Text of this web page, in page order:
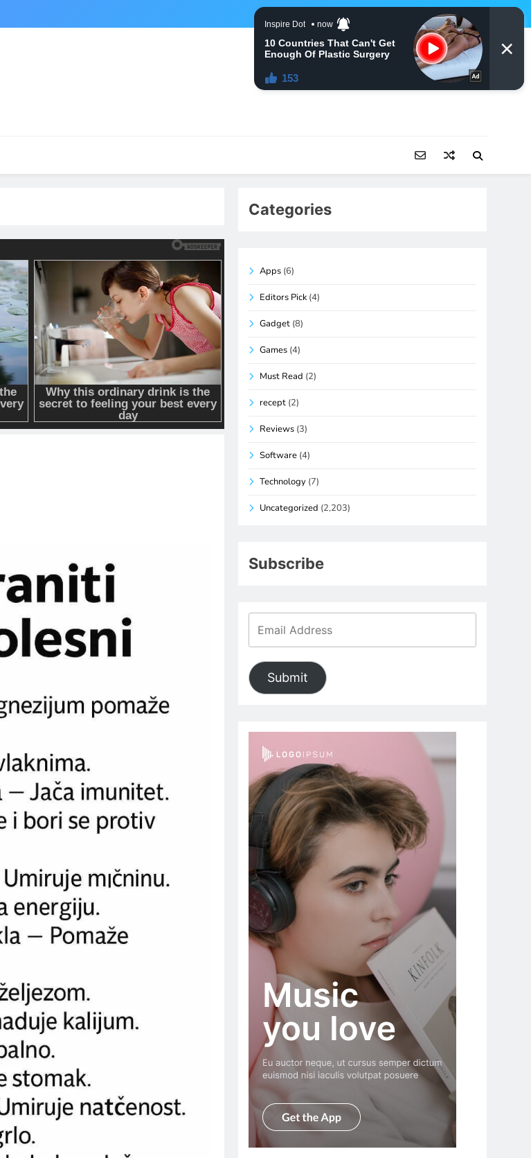
Categories
Apps (6)
Editors Pick (4)
Gadget (8)
Games (4)
Must Read (2)
recept (2)
Reviews (3)
Software (4)
Technology (7)
Uncategorized (2,203)
Subscribe
Submit